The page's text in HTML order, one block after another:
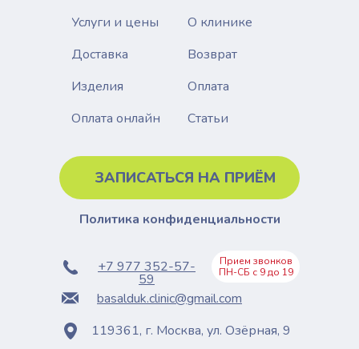
ЗАПИСАТЬСЯ НА ПРИЁМ
Услуги и цены
Изделия
О клинике
Доставка
Возврат
+7 977 352-57-
59
basalduk.clinic@gmail.com
119361, г. Москва, ул. Озёрная, 9
Политика конфиденциальности
Оплата
Статьи
Оплата онлайн
Прием звонков
ПН-СБ с 9 до 19